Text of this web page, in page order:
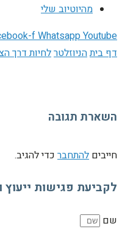
מהיוטיוב שלי
fWhatsappYoutube
דף ביתהניוזלטרלחיות דרך
השארת תגובה
חייבים להתחבר כדי להגיב.
לקביעת פגישות ייעוץ
שם